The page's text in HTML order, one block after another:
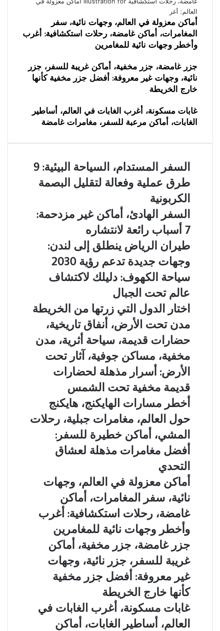
أماكن معزولة في العالم، وجهات نائية، سفر
المغامرات، أماكن غامضة، رحلات استكشافية: أغرب
وأخطر وجهات نائية للمغامرين
جزر غامضة، جزر مخفية، أماكن غريبة للسفر، جزر
نائية، وجهات غير معروفة: أفضل جزر مخفية كأنها
خارج الخريطة
غابات مسكونة، أغرب الغابات في العالم، أساطير
الغابات، أماكن مرعبة للسفر، مغامرات غامضة
السفر
المستدام،
السياحة
البيئية:
9
طرق
عملية
وفعالة
لتقليل
الكربونية
السفر المستدام، السياحة البيئية: 9
طرق عملية وفعالة لتقليل البصمة
الكربونية
السفر
الهادئ،
أماكن
غير
مزدحمة:
7
أسباب
رائعة
لانتشاره
السفر الهادئ، أماكن غير مزدحمة:
7 أسباب رائعة لانتشاره
طيران
الرياض
ينطلق
لندن:
وجهات
جديدة
تدعم
رؤية
طيران الرياض ينطلق إلى لندن:
وجهات جديدة تدعم رؤية 2030
سياحة
الكهوف:
دليلك
لاكتشاف
عالم
تحت
سياحة الكهوف: دليلك لاكتشاف
عالم تحت الجبال
اختار
الدول
التي
من
الخريطة
اختار الدول التي زرتها من الخريطة
تحت
الأرض،
أنفاق
تاريخية،
حضارات
قديمة،
سياحة
أثرية،
مخفية،
مساكن
جوفية،
آثار
تحت
الأرض:
أسرار
مذهلة
لحضارات
قديمة
مخفية
تحت
الشمس
مدن تحت الأرض، أنفاق تاريخية،
حضارات قديمة، سياحة أثرية، مدن
مخفية، مساكن جوفية، آثار تحت
الأرض: أسرار مذهلة لحضارات
قديمة مخفية تحت الشمس
أخطر
مسارات
الهايكنج،
هايكنج
حول
العالم،
مغامرات
جبلية،
رحلات
المشي،
أماكن
خطيرة
للسفر:
أفضل
مغامرات
مذهلة
لعشاق
التحدي
أخطر مسارات الهايكنج، هايكنج
حول العالم، مغامرات جبلية، رحلات
المشي، أماكن خطيرة للسفر:
أفضل مغامرات مذهلة لعشاق
التحدي
أماكن
معزولة
في
العالم،
وجهات
نائية،
المغامرات،
أماكن
غامضة،
رحلات
استكشافية:
أغرب
وأخطر
وجهات
أماكن معزولة في العالم، وجهات
نائية، سفر المغامرات، أماكن
غامضة، رحلات استكشافية: أغرب
وأخطر وجهات نائية للمغامرين
غامضة،
جزر
مخفية،
أماكن
غريبة
للسفر،
جزر
نائية،
جزر غامضة، جزر مخفية، أماكن
غريبة للسفر، جزر نائية، وجهات
غير معروفة: أفضل جزر مخفية
كأنها خارج الخريطة
غابات
مسكونة،
أغرب
غابات مسكونة، أغرب الغابات في
العالم، أساطير الغابات، أماكن